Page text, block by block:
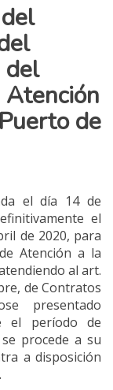
del
de
el día 14 de
el
de 2020, para
Atención a la
al art.
de Contratos
presentado
el período de
procede a su
a disposición